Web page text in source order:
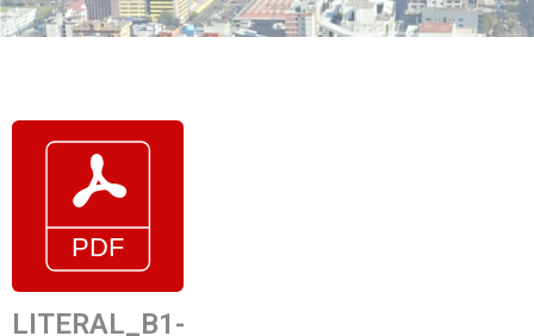
LITERAL_B1-